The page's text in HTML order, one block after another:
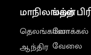
மாநிலங்கள்
தெலங்கானா
ஆந்திர
மற்ற
லோக்கல்
வேலை